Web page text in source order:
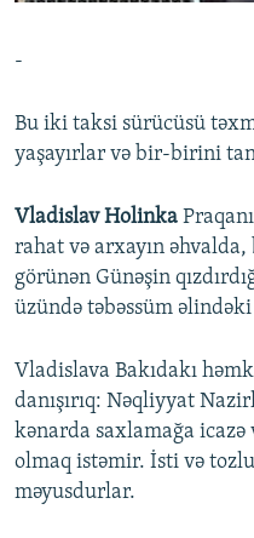
XƏBƏR BÜLLETENLƏRIMIZ
-
Bu iki taksi sürücüsü
yaşayırlar və bir-birini
Vladislav Holinka
rahat və arxayın əhvalda,
görünən Günəşin
üzündə təbəssüm
Vladislava Bakıdakı
danışırıq: Nəqliyyat
kənarda saxlamağa
olmaq istəmir. İsti və
məyusdurlar.